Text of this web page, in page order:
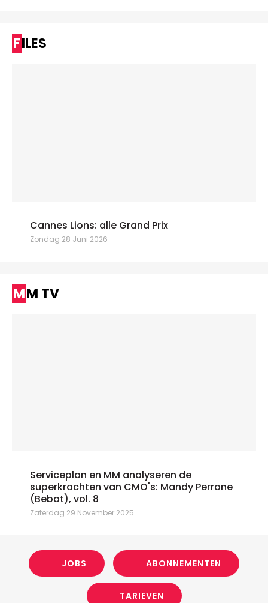
FILES
Cannes Lions: alle Grand Prix
Zondag 28 Juni 2026
MM TV
Serviceplan en MM analyseren de
superkrachten van CMO's: Mandy Perrone
(Bebat), vol. 8
Zaterdag 29 November 2025
JOBS ABONNEMENTEN
TARIEVEN